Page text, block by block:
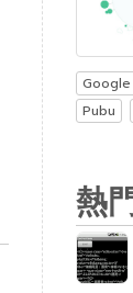
Pubu
熱